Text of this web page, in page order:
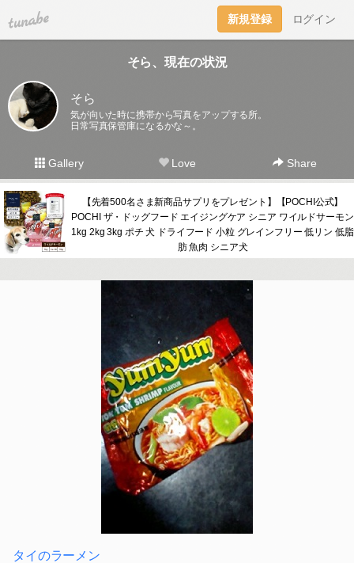
tuna.be 新規登録 ログイン
そら、現在の状況
そら
気が向いた時に携帯から写真をアップする所。
日常写真保管庫になるかな～。
Gallery Love Share
【先着500名さま新商品サプリをプレゼント】【POCHI公式】
POCHI ザ・ドッグフード エイジングケア シニア ワイルドサーモン
1kg 2kg 3kg ポチ 犬 ドライフード 小粒 グレインフリー 低リン 低脂
肪 魚肉 シニア犬
タイのラーメン